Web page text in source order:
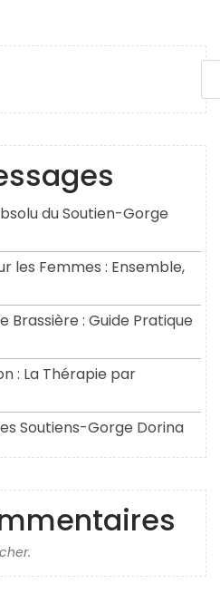
du Soutien-Gorge
les Femmes : Ensemble,
Brassière : Guide Pratique
: La Thérapie par
Soutiens-Gorge Dorina